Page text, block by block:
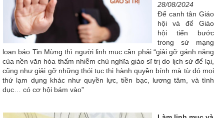
28/08/2024
Để canh tân Giáo
hội và để Giáo
hội tiến bước
trong sứ mạng
loan báo Tin Mừng thì người linh mục cần phải “giải gỡ gánh nặng
của nền văn hóa thấm nhiễm chủ nghĩa giáo sĩ trị do lịch sử để lại,
cũng như giải gỡ những thói tục thi hành quyền bính mà từ đó mọi
thứ lạm dụng khác như quyền lực, tiền bạc, lương tâm, và tình
dục… có cơ hội bám vào”